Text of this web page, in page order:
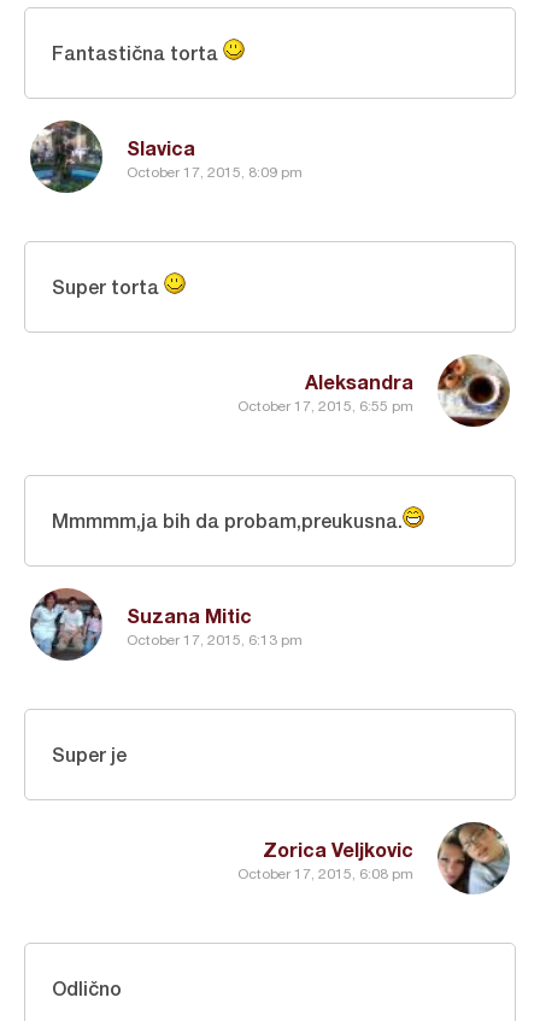
Slavica
October 17, 2015, 8:09 pm
Fantastična torta
Aleksandra
October 17, 2015, 6:55 pm
Super torta
Suzana Mitic
October 17, 2015, 6:13 pm
Mmmmm,ja bih da probam,preukusna.
Zorica Veljkovic
October 17, 2015, 6:08 pm
Super je
Odlično